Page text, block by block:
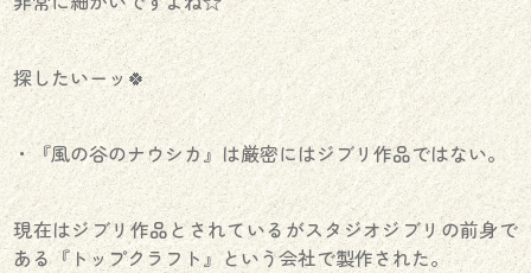
探したいーッ🍀
・『風の谷のナウシカ』は厳密にはジブリ作品ではない。
現在はジブリ作品とされているがスタジオジブリの前身で
ある『トップクラフト』という会社で製作された。